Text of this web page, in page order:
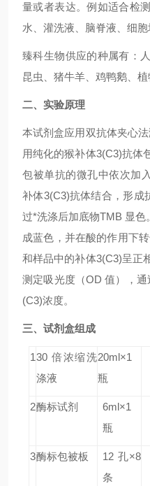
量或者表达。例如适合检
水、灌洗液、脑脊液、细
臻科生物供应的种属有：
昆虫、猪牛羊、鸡鸭鹅、
二、实验原理
本试剂盒应用双抗体夹心
用纯化的猴补体3(C3)抗体
包被单抗的微孔中依次加
补体3(C3)抗体结合，形成
过*洗涤后加底物TMB 显
成蓝色，并在酸的作用下
和样品中的补体3(C3)呈正
测定吸光度（OD 值），
(C3)浓度。
三、试剂盒组成
130 倍浓缩洗
涤液
20ml×1
瓶
2酶标试剂
6ml×1
瓶
3酶标包被板
12 孔×8
条